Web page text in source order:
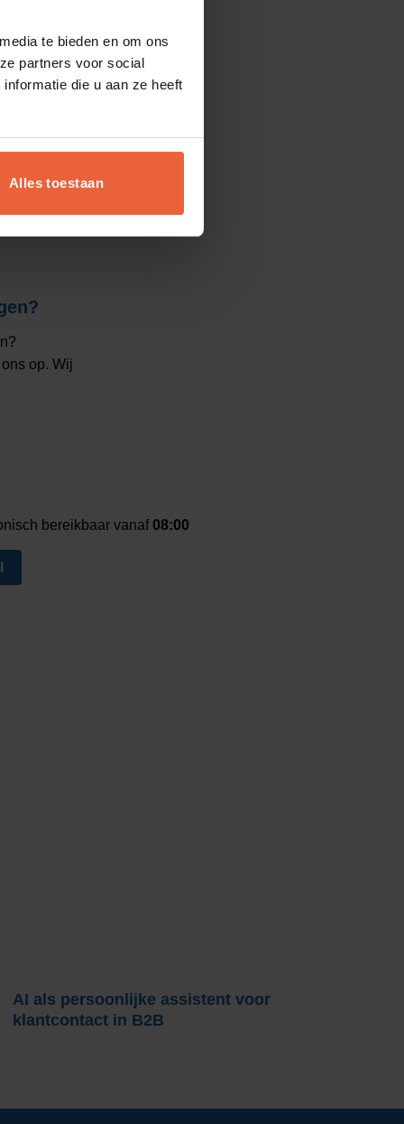
te bieden en om ons
partners voor social
die u aan ze heeft
Alles toestaan
op. Wij
bereikbaar vanaf 08:00
AI als persoonlijke assistent voor
klantcontact in B2B